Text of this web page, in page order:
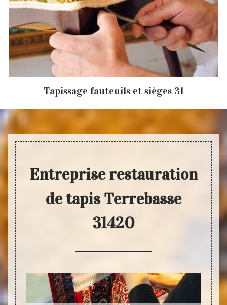
Tapissage fauteuils et sièges 31
Entreprise restauration
de tapis Terrebasse
31420